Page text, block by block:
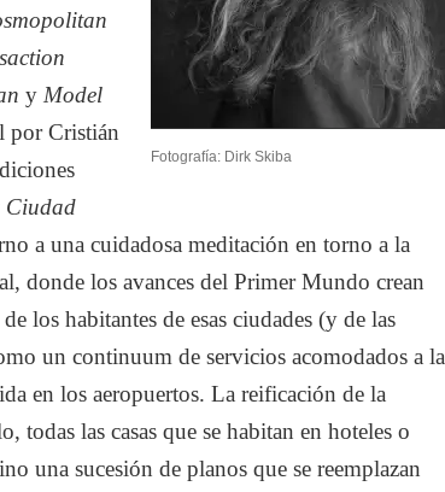
Fotografía: Dirk Skiba
y Model
por Cristián
Ciudad
a una cuidadosa meditación en torno a la
donde los avances del Primer Mundo crean
los habitantes de esas ciudades (y de las
un continuum de servicios acomodados a la
en los aeropuertos. La reificación de la
todas las casas que se habitan en hoteles o
una sucesión de planos que se reemplazan